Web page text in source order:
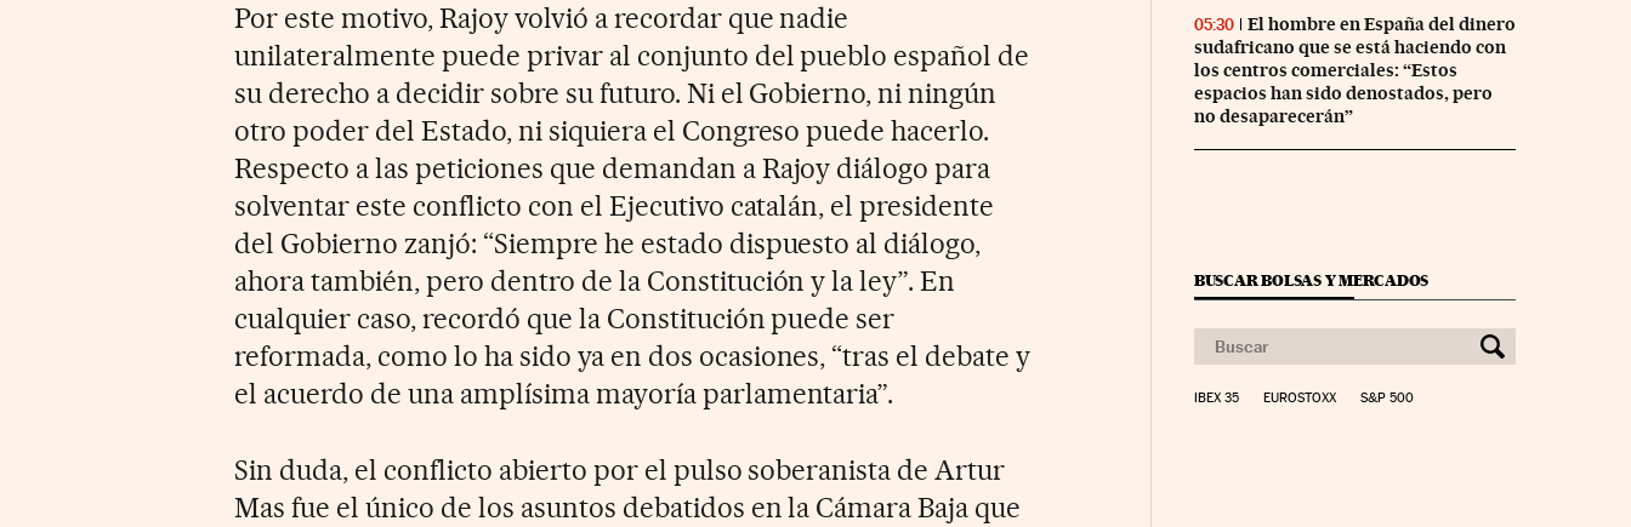
Por este motivo, Rajoy volvió a recordar que nadie
unilateralmente puede privar al conjunto del pueblo español de
su derecho a decidir sobre su futuro. Ni el Gobierno, ni ningún
otro poder del Estado, ni siquiera el Congreso puede hacerlo.
Respecto a las peticiones que demandan a Rajoy diálogo para
solventar este conflicto con el Ejecutivo catalán, el presidente
del Gobierno zanjó: “Siempre he estado dispuesto al diálogo,
ahora también, pero dentro de la Constitución y la ley”. En
cualquier caso, recordó que la Constitución puede ser
reformada, como lo ha sido ya en dos ocasiones, “tras el debate y
el acuerdo de una amplísima mayoría parlamentaria”.
Sin duda, el conflicto abierto por el pulso soberanista de Artur
Mas fue el único de los asuntos debatidos en la Cámara Baja que
05:30
El hombre en España del dinero
sudafricano que se está haciendo con
los centros comerciales: “Estos
espacios han sido denostados, pero
no desaparecerán”
BUSCAR BOLSAS Y MERCADOS
IBEX 35 EUROSTOXX S&P 500